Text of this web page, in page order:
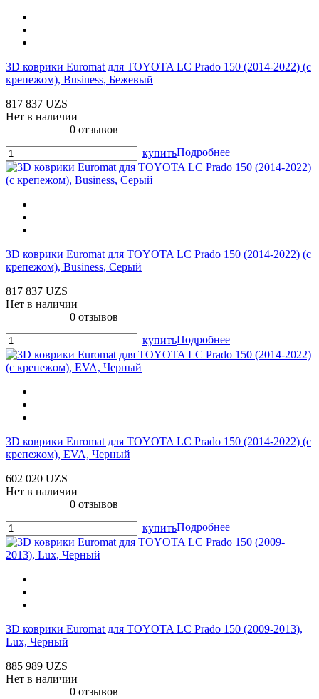
3D коврики Euromat для TOYOTA LС Prado 150 (2014-2022) (с
крепежом), Business, Бежевый
817 837 UZS
Нет в наличии
0 отзывов
купитьПодробнее
3D коврики Euromat для TOYOTA LС Prado 150 (2014-2022) (с
крепежом), Business, Серый
817 837 UZS
Нет в наличии
0 отзывов
купитьПодробнее
3D коврики Euromat для TOYOTA LС Prado 150 (2014-2022) (с
крепежом), EVA, Черный
602 020 UZS
Нет в наличии
0 отзывов
купитьПодробнее
3D коврики Euromat для TOYOTA LС Prado 150 (2009-2013),
Lux, Черный
885 989 UZS
Нет в наличии
0 отзывов